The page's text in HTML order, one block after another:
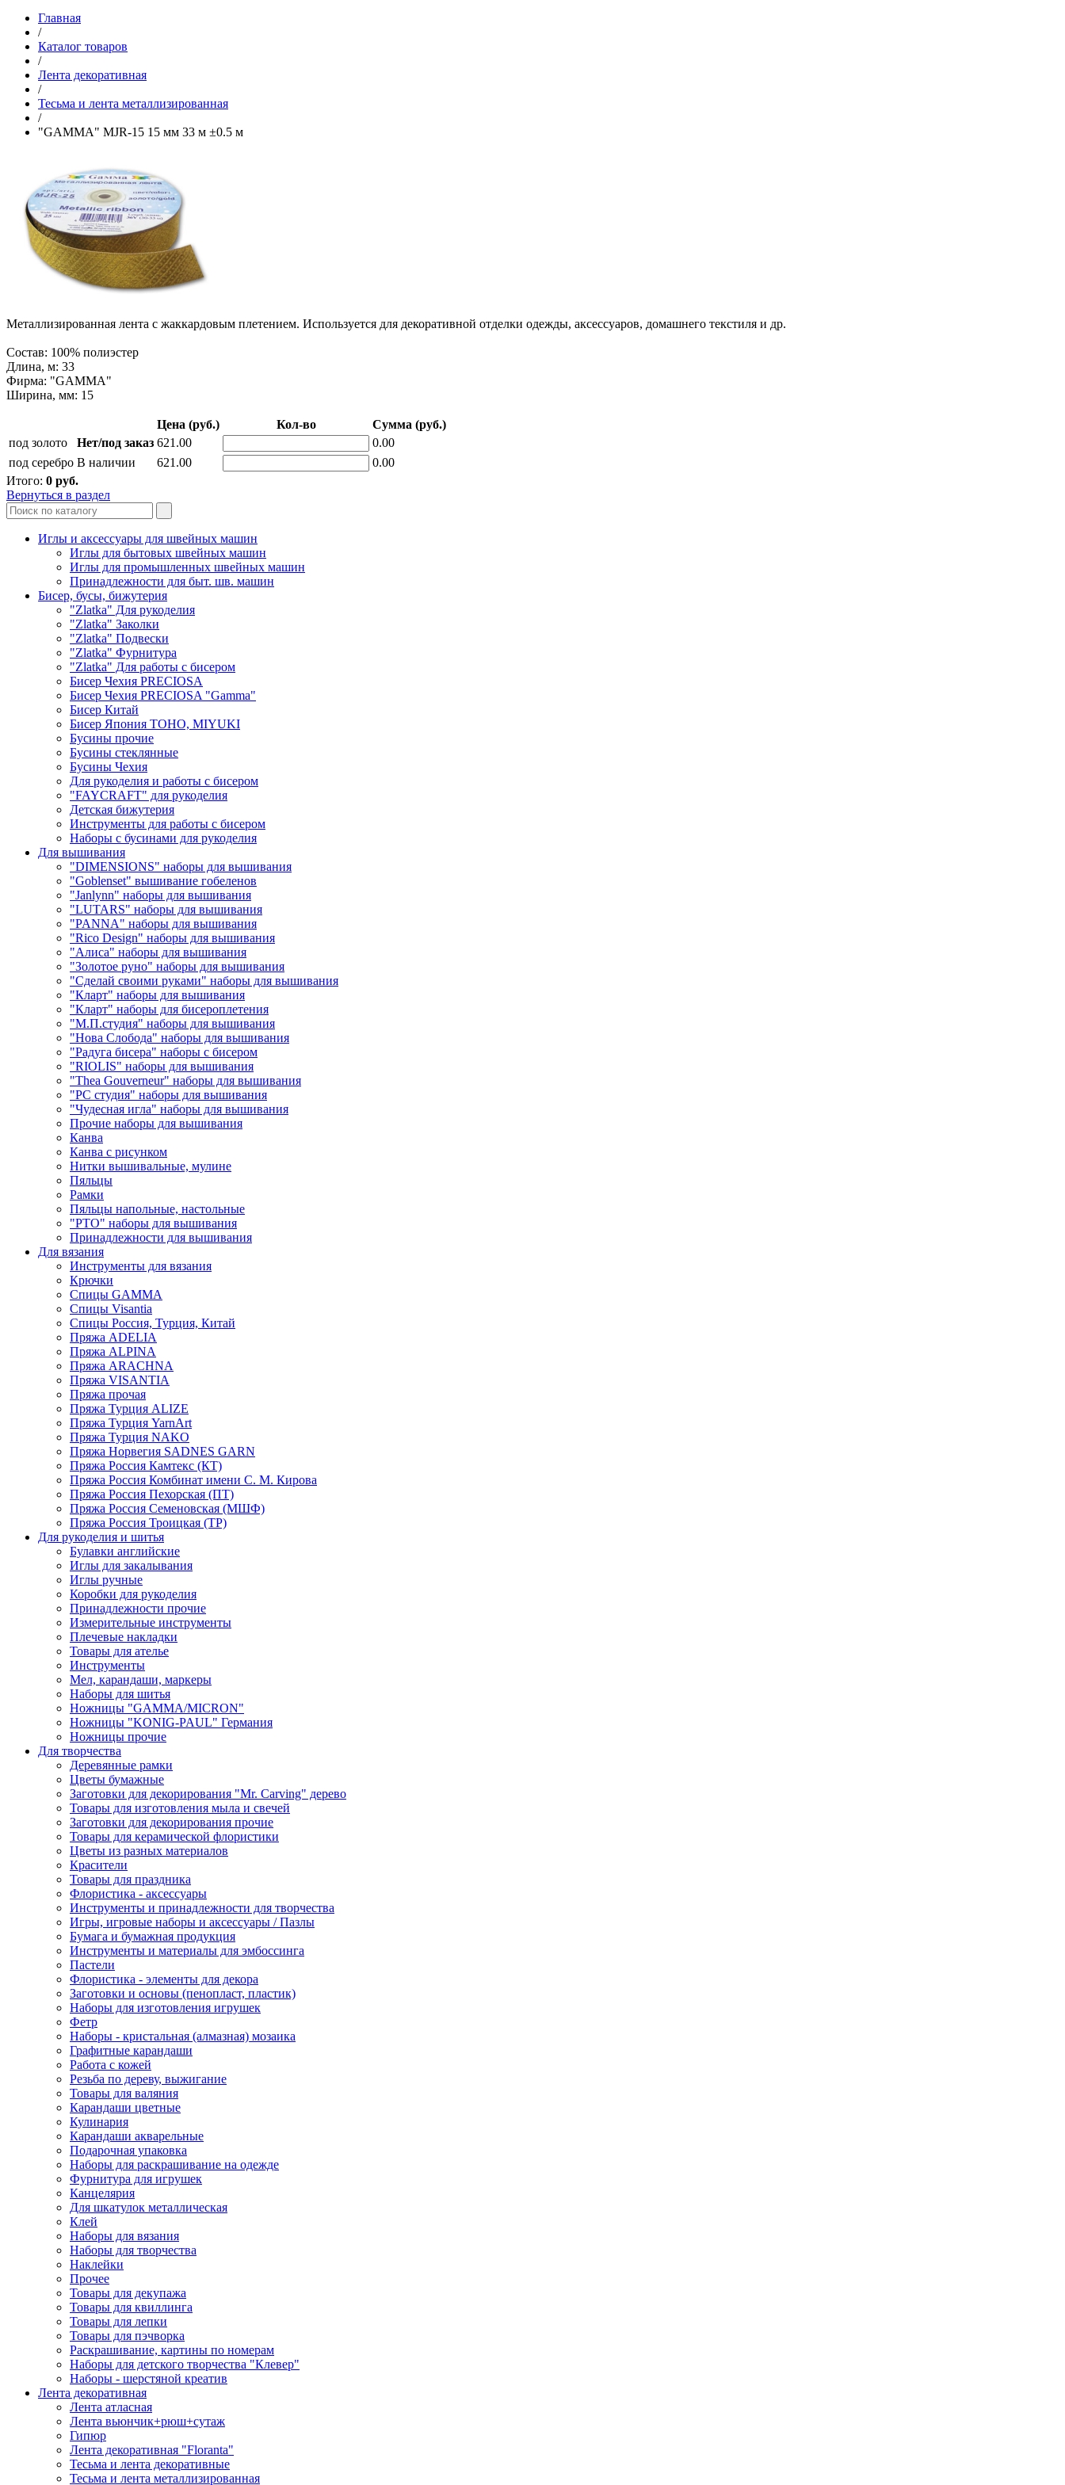
Главная
/
Каталог товаров
/
Лента декоративная
/
Тесьма и лента металлизированная
/
"GAMMA" MJR-15 15 мм 33 м ±0.5 м
Металлизированная лента с жаккардовым плетением. Используется для декоративной отделки одежды, аксессуаров, домашнего текстиля и др.
Состав: 100% полиэстер
Длина, м: 33
Фирма: "GAMMA"
Ширина, мм: 15
Цена (руб.) Кол-во
Сумма (руб.)
под золото
Нет/под заказ 621.00
0.00
под серебро В наличии 621.00
0.00
Итого: 0 руб.
Вернуться в раздел
Иглы и аксессуары для швейных машин
Иглы для бытовых швейных машин
Иглы для промышленных швейных машин
Принадлежности для быт. шв. машин
Бисер, бусы, бижутерия
"Zlatka" Для рукоделия
"Zlatka" Заколки
"Zlatka" Подвески
"Zlatka" Фурнитура
"Zlatka" Для работы с бисером
Бисер Чехия PRECIOSA
Бисер Чехия PRECIOSA "Gamma"
Бисер Китай
Бисер Япония TOHO, MIYUKI
Бусины прочие
Бусины стеклянные
Бусины Чехия
Для рукоделия и работы с бисером
"FAYCRAFT" для рукоделия
Детская бижутерия
Инструменты для работы с бисером
Наборы с бусинами для рукоделия
Для вышивания
"DIMENSIONS" наборы для вышивания
"Goblenset" вышивание гобеленов
"Janlynn" наборы для вышивания
"LUTARS" наборы для вышивания
"PANNA" наборы для вышивания
"Rico Design" наборы для вышивания
"Алиса" наборы для вышивания
"Золотое руно" наборы для вышивания
"Сделай своими руками" наборы для вышивания
"Кларт" наборы для вышивания
"Кларт" наборы для бисероплетения
"М.П.студия" наборы для вышивания
"Нова Слобода" наборы для вышивания
"Радуга бисера" наборы с бисером
"RIOLIS" наборы для вышивания
"Thea Gouverneur" наборы для вышивания
"РС студия" наборы для вышивания
"Чудесная игла" наборы для вышивания
Прочие наборы для вышивания
Канва
Канва с рисунком
Нитки вышивальные, мулине
Пяльцы
Рамки
Пяльцы напольные, настольные
"РТО" наборы для вышивания
Принадлежности для вышивания
Для вязания
Инструменты для вязания
Крючки
Спицы GAMMA
Спицы Visantia
Спицы Россия, Турция, Китай
Пряжа ADELIA
Пряжа ALPINA
Пряжа ARACHNA
Пряжа VISANTIA
Пряжа прочая
Пряжа Турция ALIZE
Пряжа Турция YarnArt
Пряжа Турция NAKO
Пряжа Норвегия SADNES GARN
Пряжа Россия Камтекс (КТ)
Пряжа Россия Комбинат имени С. М. Кирова
Пряжа Россия Пехорская (ПТ)
Пряжа Россия Семеновская (МШФ)
Пряжа Россия Троицкая (ТР)
Для рукоделия и шитья
Булавки английские
Иглы для закалывания
Иглы ручные
Коробки для рукоделия
Принадлежности прочие
Измерительные инструменты
Плечевые накладки
Товары для ателье
Инструменты
Мел, карандаши, маркеры
Наборы для шитья
Ножницы "GAMMA/MICRON"
Ножницы "KONIG-PAUL" Германия
Ножницы прочие
Для творчества
Деревянные рамки
Цветы бумажные
Заготовки для декорирования "Mr. Carving" дерево
Товары для изготовления мыла и свечей
Заготовки для декорирования прочие
Товары для керамической флористики
Цветы из разных материалов
Красители
Товары для праздника
Флористика - аксессуары
Инструменты и принадлежности для творчества
Игры, игровые наборы и аксессуары / Пазлы
Бумага и бумажная продукция
Инструменты и материалы для эмбоссинга
Пастели
Флористика - элементы для декора
Заготовки и основы (пенопласт, пластик)
Наборы для изготовления игрушек
Фетр
Наборы - кристальная (алмазная) мозаика
Графитные карандаши
Работа с кожей
Резьба по дереву, выжигание
Товары для валяния
Карандаши цветные
Кулинария
Карандаши акварельные
Подарочная упаковка
Наборы для раскрашивание на одежде
Фурнитура для игрушек
Канцелярия
Для шкатулок металлическая
Клей
Наборы для вязания
Наборы для творчества
Наклейки
Прочее
Товары для декупажа
Товары для квиллинга
Товары для лепки
Товары для пэчворка
Раскрашивание, картины по номерам
Наборы для детского творчества "Клевер"
Наборы - шерстяной креатив
Лента декоративная
Лента атласная
Лента вьюнчик+рюш+сутаж
Гипюр
Лента декоративная "Floranta"
Тесьма и лента декоративные
Тесьма и лента металлизированная